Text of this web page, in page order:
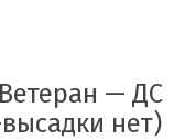
— ДС
нет)